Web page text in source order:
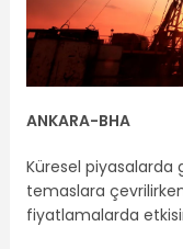
ANKARA-BHA
Küresel piyasalarda
temaslara
fiyatlamalarda